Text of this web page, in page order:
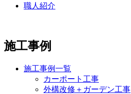
職人紹介
施工事例
施工事例一覧
カーポート工事
外構改修＋ガーデン工事